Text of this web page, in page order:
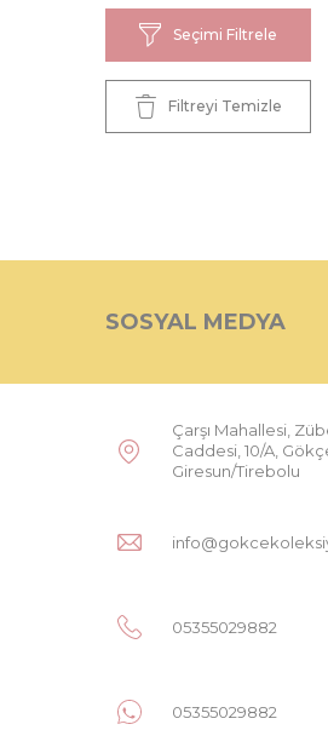
Seçimi Filtrele
Filtreyi Temizle
SOSYAL MEDYA
Çarşı Mahallesi,
Caddesi, 10/A,
Giresun/Tirebolu
05355029882
05355029882